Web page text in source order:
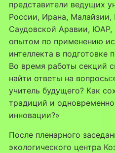
представители ведущих
России, Ирана, Малайзии,
Саудовской Аравии, ЮАР,
опытом по применению
интеллекта в подготовке
Во время работы секций
найти ответы на
учитель будущего? Как
традиций и
инновации?»
⁣После пленарного
экологического центра